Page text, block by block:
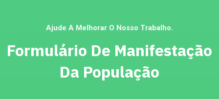
Ajude A Melhorar O Nosso Trabalho.
Formulário De Manifestação
Da População